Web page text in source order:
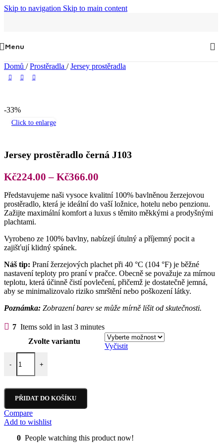
Skip to navigation Skip to main content
Menu
Domů / Prostěradla / Jersey prostěradla
-33%
Click to enlarge
Jersey prostěradlo černá J103
Kč224.00 – Kč366.00
Kč224.00
až
Představujeme naši vysoce kvalitní 100% bavlněnou žerzejovou
prostěradlo, která je ideální do vaší ložnice, hotelu nebo penzionu.
Zažijte maximální komfort a luxus s těmito měkkými a prodyšnými
plachtami.
Vyrobeno ze 100% bavlny, nabízejí útulný a příjemný pocit a
zajišťují klidný spánek.
Náš tip: Praní žerzejových plachet při 40 °C (104 °F) je běžné
nastavení teploty pro praní v pračce. Obecně se považuje za mírnou
teplotu, která účinně čistí povlečení, přičemž je dostatečně jemná,
aby se minimalizovalo riziko smrštění nebo poškození látky.
Poznámka: Zobrazení barev se může mírně lišit od skutečnosti.
7 Items sold in last 3 minutes
Zvolte variantu
Vyčistit
-
Jersey prostěradlo černá J103 množství
+
PŘIDAT DO KOŠÍKU
Compare
Add to wishlist
0 People watching this product now!